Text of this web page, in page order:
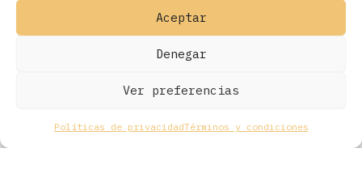
Aceptar
Denegar
Ver preferencias
Políticas de privacidadTérminos y condiciones